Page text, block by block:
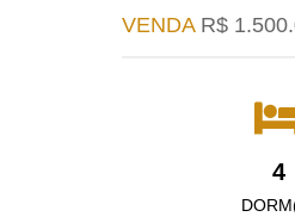
VENDAR$
4